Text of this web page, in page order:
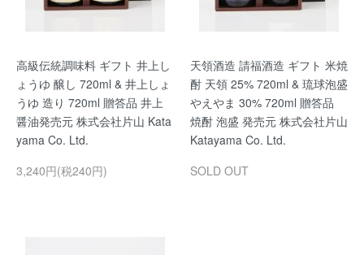
高級伝統調味料 ギフト 井上し
ょうゆ 醸し 720ml & 井上しょ
うゆ 造り 720ml 贈答品 井上
醤油発売元 株式会社片山 Kata
yama Co. Ltd.
3,240円(税240円)
天領酒造 請福酒造 ギフト 米焼
酎 天領 25% 720ml & 琉球泡盛
やえやま 30% 720ml 贈答品
焼酎 泡盛 発売元 株式会社片山
Katayama Co. Ltd.
SOLD OUT